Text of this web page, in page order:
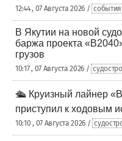
12:44 , 07 Августа 2026 / события
В Якутии на новой
баржа проекта
грузов
10:17 , 07 Августа 2026 /
🛳️ Круизный лайнер
приступил к ходовым
10:10 , 07 Августа 2026 /